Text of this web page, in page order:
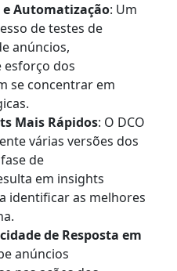
Automatização: Um
de testes de
anúncios,
esforço dos
se concentrar em
Mais Rápidos: O DCO
várias versões dos
de
em insights
identificar as melhores
de Resposta em
anúncios